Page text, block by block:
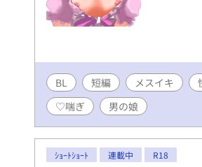
BL 短編 メスイキ
♡喘ぎ
男の娘
ｼｮｰﾄｼｮｰﾄ 連載中 R18